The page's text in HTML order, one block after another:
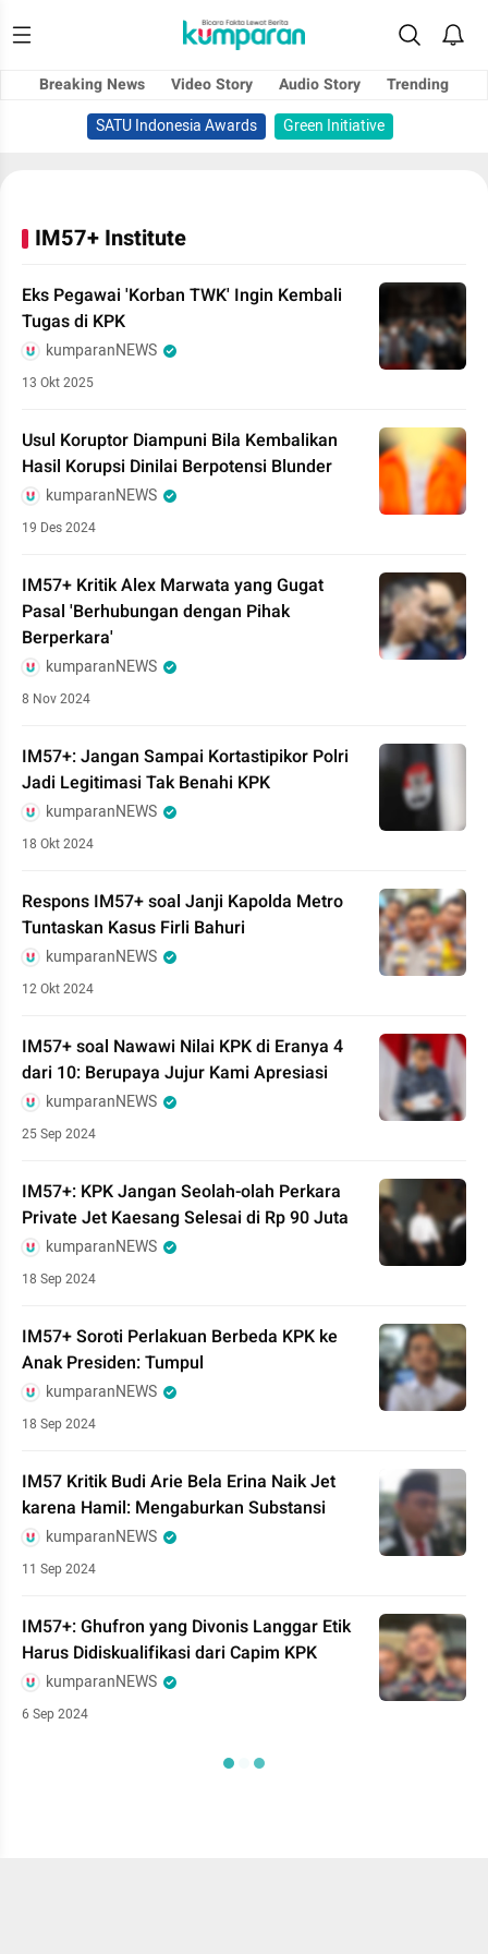
Breaking News Video Story Audio Story
Trending
SATU Indonesia Awards
Green Initiative
IM57+ Institute
Eks Pegawai 'Korban TWK' Ingin Kembali
Tugas di KPK
kumparanNEWS
13 Okt 2025
Usul Koruptor Diampuni Bila Kembalikan
Hasil Korupsi Dinilai Berpotensi Blunder
kumparanNEWS
19 Des 2024
IM57+ Kritik Alex Marwata yang Gugat
Pasal 'Berhubungan dengan Pihak
Berperkara'
kumparanNEWS
8 Nov 2024
IM57+: Jangan Sampai Kortastipikor Polri
Jadi Legitimasi Tak Benahi KPK
kumparanNEWS
18 Okt 2024
Respons IM57+ soal Janji Kapolda Metro
Tuntaskan Kasus Firli Bahuri
kumparanNEWS
12 Okt 2024
IM57+ soal Nawawi Nilai KPK di Eranya 4
dari 10: Berupaya Jujur Kami Apresiasi
kumparanNEWS
25 Sep 2024
IM57+: KPK Jangan Seolah-olah Perkara
Private Jet Kaesang Selesai di Rp 90 Juta
kumparanNEWS
18 Sep 2024
IM57+ Soroti Perlakuan Berbeda KPK ke
Anak Presiden: Tumpul
kumparanNEWS
18 Sep 2024
IM57 Kritik Budi Arie Bela Erina Naik Jet
karena Hamil: Mengaburkan Substansi
kumparanNEWS
11 Sep 2024
IM57+: Ghufron yang Divonis Langgar Etik
Harus Didiskualifikasi dari Capim KPK
kumparanNEWS
6 Sep 2024